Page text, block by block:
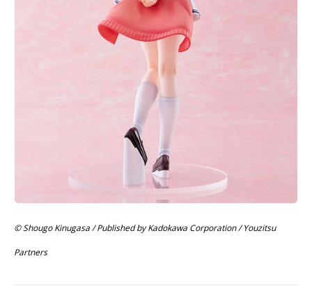
© Shougo Kinugasa / Published by Kadokawa Corporation / Youzitsu
Partners